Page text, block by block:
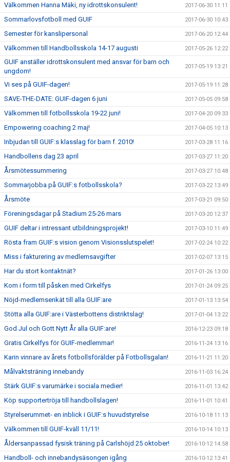
Välkommen Hanna Mäki, ny idrottskonsulent! 2017-06-30 11:11
Sommarlovsfotboll med GUIF 2017-06-30 10:43
Semester för kanslipersonal 2017-06-20 12:44
Välkommen till Handbollsskola 14-17 augusti 2017-05-26 12:22
GUIF anställer idrottskonsulent med ansvar för barn och
ungdom!
2017-05-19 13:21
Vi ses på GUIF-dagen! 2017-05-19 11:28
SAVE-THE-DATE: GUIF-dagen 6 juni 2017-05-05 09:58
Välkommen till fotbollsskola 19-22 juni! 2017-04-20 09:33
Empowering coaching 2 maj! 2017-04-05 10:13
Inbjudan till GUIF:s klasslag för barn f. 2010! 2017-03-28 11:16
Handbollens dag 23 april 2017-03-27 11:20
Årsmötessummering 2017-03-27 10:48
Sommarjobba på GUIF:s fotbollsskola? 2017-03-22 13:49
Årsmöte 2017-03-21 09:50
Föreningsdagar på Stadium 25-26 mars 2017-03-20 12:37
GUIF deltar i intressant utbildningsprojekt! 2017-03-10 11:49
Rösta fram GUIF:s vision genom Visionsslutspelet! 2017-02-24 10:22
Miss i fakturering av medlemsavgifter 2017-02-07 13:15
Har du stort kontaktnät? 2017-01-26 13:00
Kom i form till påsken med Cirkelfys 2017-01-24 09:25
Nöjd-medlemsenkät till alla GUIF:are 2017-01-13 13:54
Stötta alla GUIF:are i Västerbottens distriktslag! 2017-01-04 13:22
God Jul och Gott Nytt År alla GUIF:are! 2016-12-23 09:18
Gratis Cirkelfys för GUIF-medlemmar! 2016-11-24 13:16
Karin vinnare av årets fotbollsförälder på Fotbollsgalan! 2016-11-21 11:20
Målvaktsträning innebandy 2016-11-03 16:24
Stärk GUIF:s varumärke i sociala medier! 2016-11-01 13:42
Köp supportertröja till handbollslagen! 2016-11-01 10:41
Styrelserummet- en inblick i GUIF:s huvudstyrelse 2016-10-18 11:13
Välkommen till GUIF-kväll 11/11! 2016-10-14 10:13
Åldersanpassad fysisk träning på Carlshöjd 25 oktober! 2016-10-12 14:58
Handboll- och innebandysäsongen igång 2016-10-12 13:41